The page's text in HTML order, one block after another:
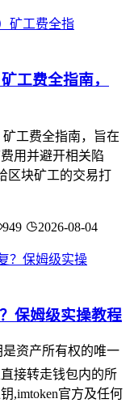
工费全指南，
工费全指南，旨在
用并避开相关陷
区块矿工的交易打
949 2026-08-04
保姆级实操教程
资产所有权的唯一
接转走钱包内的所
,imtoken官方及任何